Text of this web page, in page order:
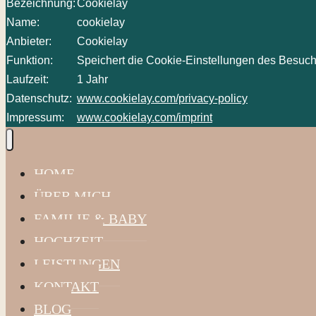
Bezeichnung:Cookielay
Name:
cookielay
Anbieter:
Cookielay
Funktion:
Speichert die Cookie-Einstellungen des
Laufzeit:
1 Jahr
Datenschutz: www.cookielay.com/privacy-policy
Impressum:
www.cookielay.com/imprint
HOME
ÜBER MICH
FAMILIE & BABY
HOCHZEIT
LEISTUNGEN
KONTAKT
BLOG